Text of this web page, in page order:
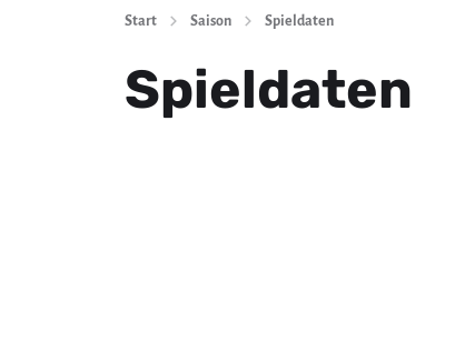
Start Saison Spieldaten
Spieldaten